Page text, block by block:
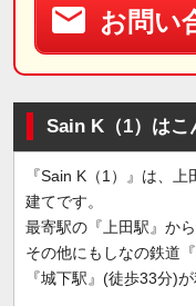
お問い
Sain K（1）はこ
『Sain K（1）』は、
建てです。
最寄駅の『上田駅』か
その他にもしなの鉄道
『城下駅』(徒歩33分)